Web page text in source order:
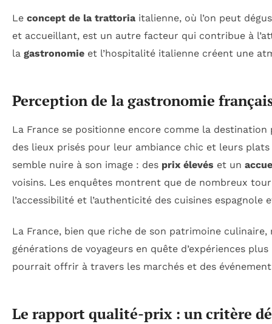
Le concept de la trattoria italienne, où l’on peut
et accueillant, est un autre facteur qui contribue à
la gastronomie et l’hospitalité italienne créent une
Perception de la gastronomie
La France se positionne encore comme la
des lieux prisés pour leur ambiance chic et leurs
semble nuire à son image : des prix élevés et un
voisins. Les enquêtes montrent que de nombreux
l’accessibilité et l’authenticité des cuisines espagnole
La France, bien que riche de son patrimoine
générations de voyageurs en quête d’expériences
pourrait offrir à travers les marchés et des
Le rapport qualité-prix : un critère